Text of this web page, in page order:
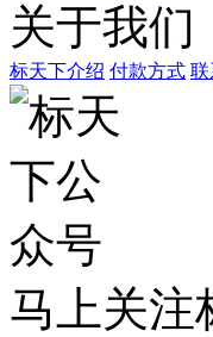
关于我们
标天下介绍 付款方式 联
马上关注